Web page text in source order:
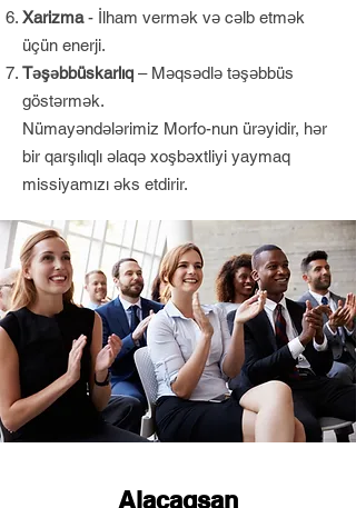
Xarizma- İlham vermək və cəlb etmək
üçün enerji.
Təşəbbüskarlıq – Məqsədlə təşəbbüs
göstərmək.
Nümayəndələrimiz Morfo-nun ürəyidir, hər
bir qarşılıqlı əlaqə xoşbəxtliyi yaymaq
missiyamızı əks etdirir.
Alacaqsan